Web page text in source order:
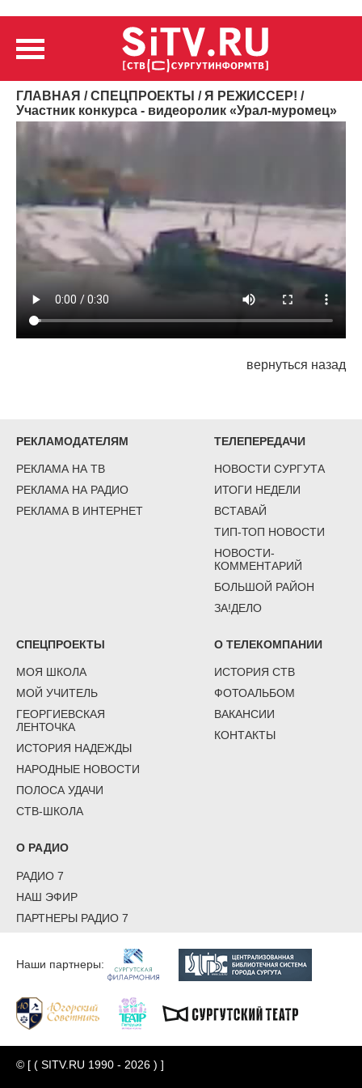
ГЛАВНАЯ /СПЕЦПРОЕКТЫ /Я РЕЖИССЕР! /
Участник конкурса - видеоролик «Урал-муромец»
вернуться назад
РЕКЛАМОДАТЕЛЯМ
РЕКЛАМА НА ТВ
РЕКЛАМА НА РАДИО
РЕКЛАМА В ИНТЕРНЕТ
ТЕЛЕПЕРЕДАЧИ
НОВОСТИ СУРГУТА
ИТОГИ НЕДЕЛИ
ВСТАВАЙ
ТИП-ТОП НОВОСТИ
НОВОСТИ-
КОММЕНТАРИЙ
БОЛЬШОЙ РАЙОН
ЗА!ДЕЛО
СПЕЦПРОЕКТЫ
МОЯ ШКОЛА
МОЙ УЧИТЕЛЬ
ГЕОРГИЕВСКАЯ
ЛЕНТОЧКА
ИСТОРИЯ НАДЕЖДЫ
НАРОДНЫЕ НОВОСТИ
ПОЛОСА УДАЧИ
СТВ-ШКОЛА
О ТЕЛЕКОМПАНИИ
ИСТОРИЯ СТВ
ФОТОАЛЬБОМ
ВАКАНСИИ
КОНТАКТЫ
О РАДИО
РАДИО 7
НАШ ЭФИР
ПАРТНЕРЫ РАДИО 7
Наши партнеры:
© [ ( SITV.RU 1990 - 2026 ) ]